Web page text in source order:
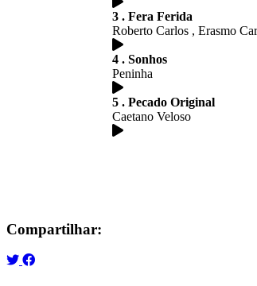
3 . Fera Ferida
Roberto Carlos , Erasmo
4 . Sonhos
Peninha
5 . Pecado Original
Caetano Veloso
Compartilhar: